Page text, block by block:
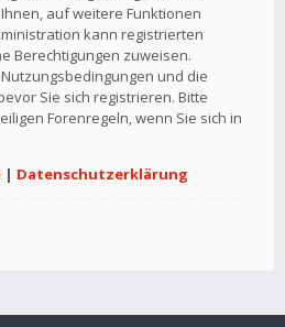
auf weitere Funktionen
kann registrierten
Berechtigungen zuweisen.
und die
Sie sich registrieren. Bitte
Forenregeln, wenn Sie sich in
| Datenschutzerklärung